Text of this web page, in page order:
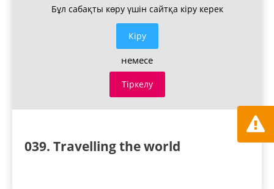
Бұл сабақты көру үшін сайтқа кіру керек
Кiру
немесе
Тіркелу
039. Travelling the world